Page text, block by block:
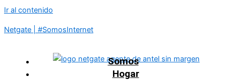
Ir al contenido
Netgate | #SomosInternet
Somos
Hogar